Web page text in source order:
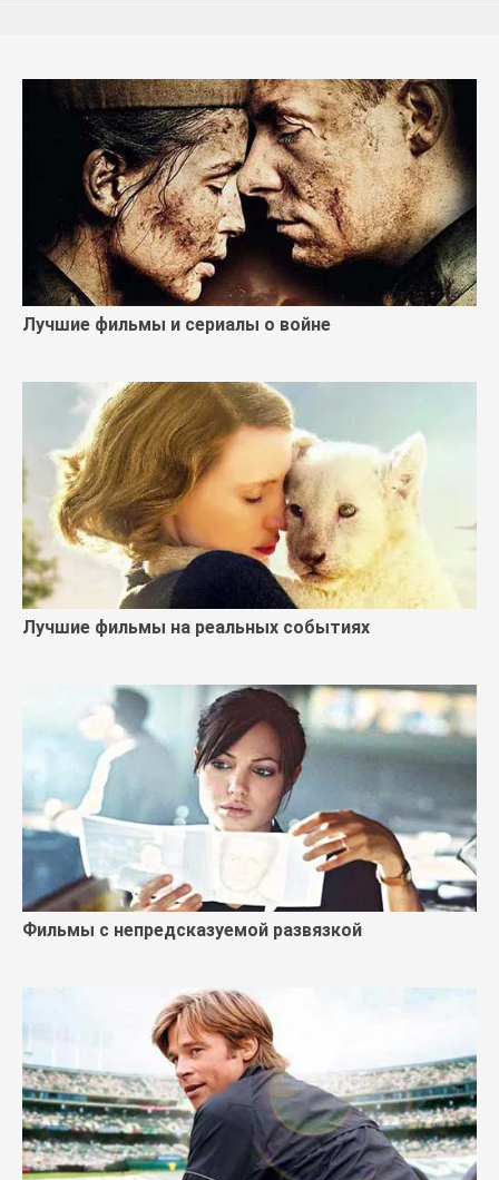
Лучшие фильмы и сериалы о войне
Лучшие фильмы на реальных событиях
Фильмы с непредсказуемой развязкой